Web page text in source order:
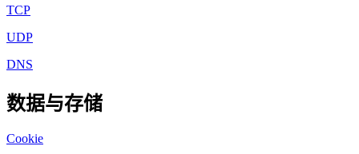
TCP
UDP
DNS
数据与存储
Cookie